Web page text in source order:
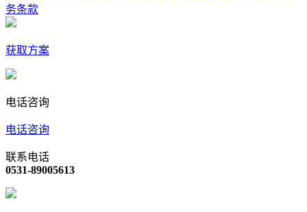
务条款
获取方案
电话咨询
电话咨询
联系电话
0531-89005613